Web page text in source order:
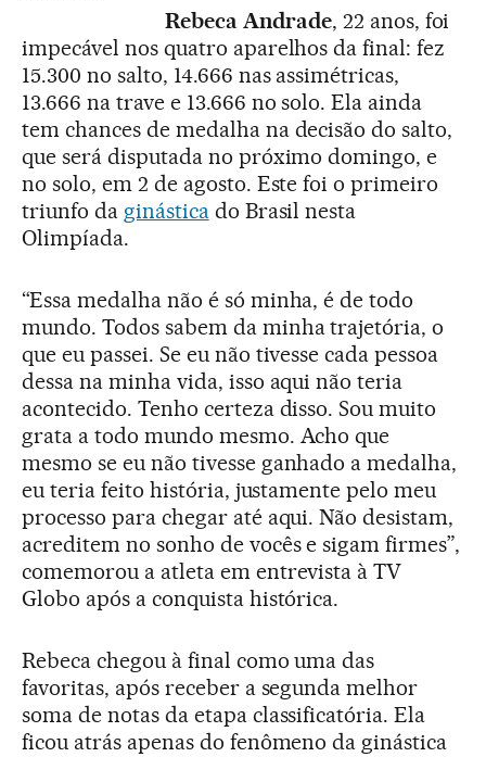
Rebeca Andrade, 22 anos, foi
impecável nos quatro aparelhos da final: fez
15.300 no salto, 14.666 nas assimétricas,
13.666 na trave e 13.666 no solo. Ela ainda
tem chances de medalha na decisão do salto,
que será disputada no próximo domingo, e
no solo, em 2 de agosto. Este foi o primeiro
triunfo da ginásticado Brasil nesta
Olimpíada.
“Essa medalha não é só minha, é de todo
mundo. Todos sabem da minha trajetória, o
que eu passei. Se eu não tivesse cada pessoa
dessa na minha vida, isso aqui não teria
acontecido. Tenho certeza disso. Sou muito
grata a todo mundo mesmo. Acho que
mesmo se eu não tivesse ganhado a medalha,
eu teria feito história, justamente pelo meu
processo para chegar até aqui. Não desistam,
acreditem no sonho de vocês e sigam firmes”,
comemorou a atleta em entrevista à TV
Globo após a conquista histórica.
Rebeca chegou à final como uma das
favoritas, após receber a segunda melhor
soma de notas da etapa classificatória. Ela
ficou atrás apenas do fenômeno da ginástica